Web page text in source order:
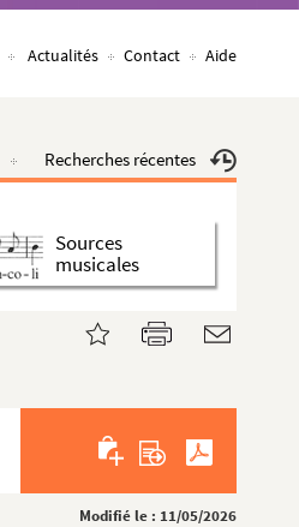
Actualités Contact Aide
Recherches récentes
Sources
musicales
Modifié le : 11/05/2026